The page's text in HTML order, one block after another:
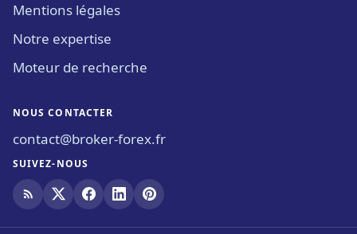
Mentions légales
Notre expertise
Moteur de recherche
NOUS CONTACTER
contact@broker-forex.fr
SUIVEZ-NOUS